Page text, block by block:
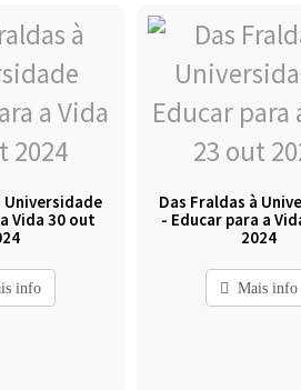
Universidade
Vida 30 out
info
Das Fraldas à
- Educar para a
2024
Mais info